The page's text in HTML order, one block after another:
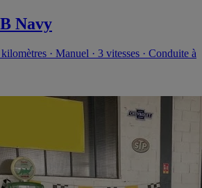
Navy
· Manuel · 3 vitesses · Conduite à